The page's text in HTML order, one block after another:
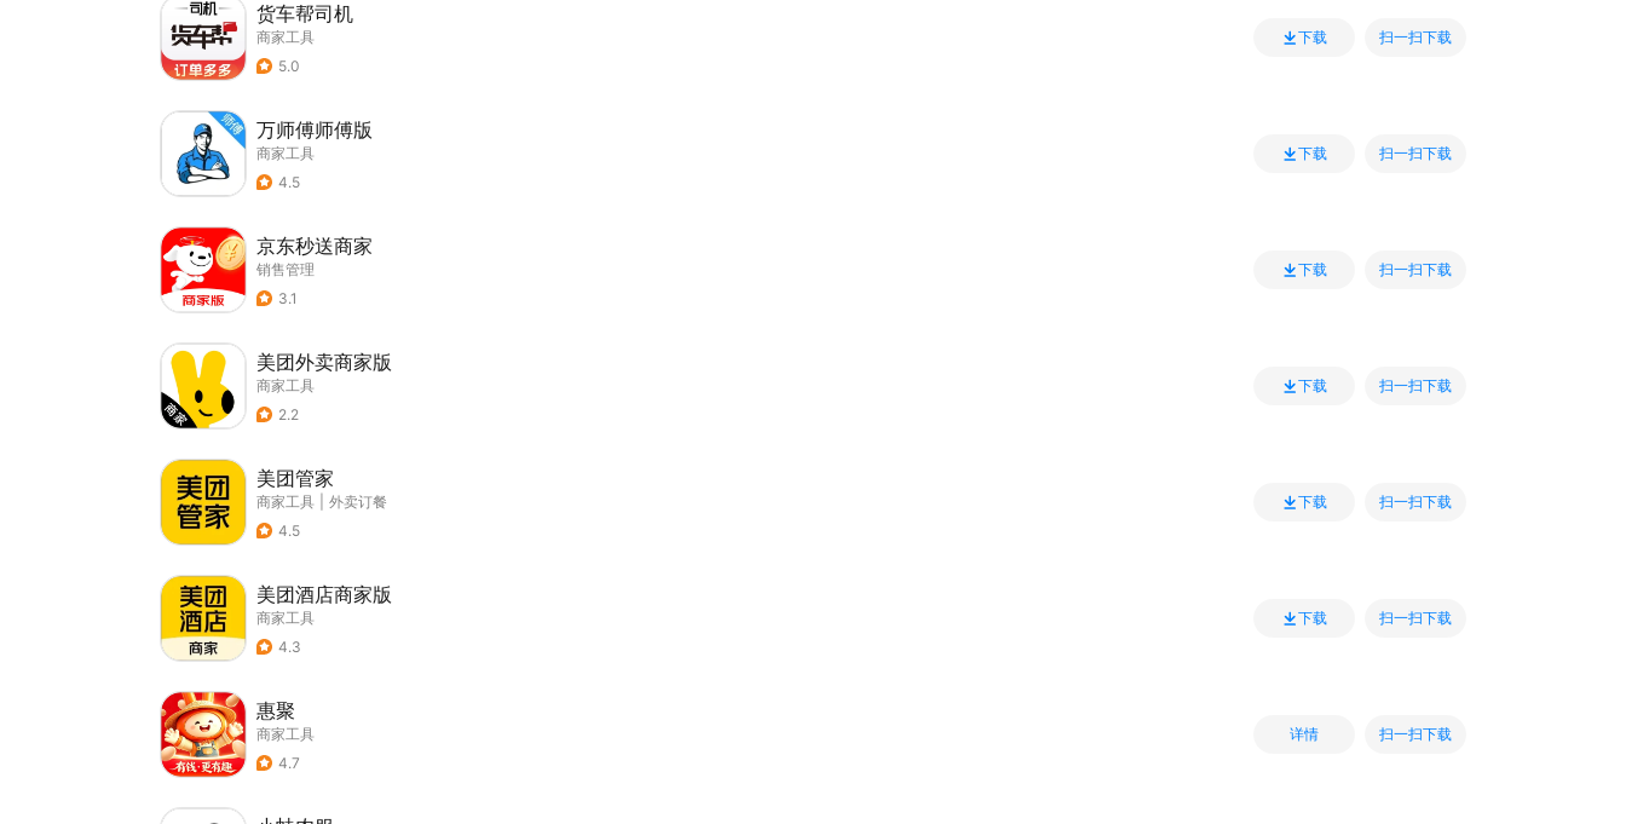
货车帮司机
商家工具
5.0
下载 扫一扫下载
万师傅师傅版
商家工具
4.5
下载 扫一扫下载
京东秒送商家
销售管理
3.1
下载 扫一扫下载
美团外卖商家版
商家工具
2.2
下载 扫一扫下载
美团管家
商家工具
外卖订餐
4.5
下载 扫一扫下载
美团酒店商家版
商家工具
4.3
下载 扫一扫下载
惠聚
商家工具
4.7
详情 扫一扫下载